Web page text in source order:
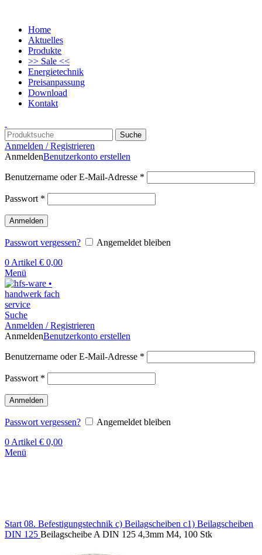
Home
Aktuelles
Produkte
>> Sale <<
Energietechnik
Preisanpassung
Download
Kontakt
Suche
Anmelden / Registrieren
AnmeldenBenutzerkonto erstellen
Benutzername oder E-Mail-Adresse *
Passwort *
Anmelden
Passwort vergessen?
Angemeldet bleiben
0 Artikel € 0,00
Menü
Suche
Anmelden / Registrieren
AnmeldenBenutzerkonto erstellen
Benutzername oder E-Mail-Adresse *
Passwort *
Anmelden
Passwort vergessen?
Angemeldet bleiben
0 Artikel € 0,00
Menü
Start 08. Befestigungstechnik c) Beilagscheiben c1) Beilagscheiben
DIN 125 Beilagscheibe A DIN 125 4,3mm M4, 100 Stk